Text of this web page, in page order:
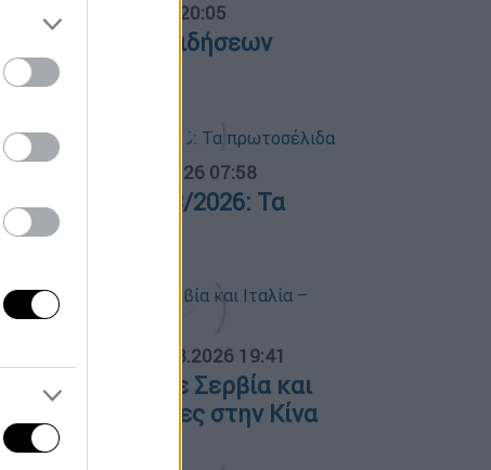
06.08.2026 20:05
δελτίο ειδήσεων
08/2026
07.08.2026 07:58
07/08/2026: Τα
07.08.2026 19:41
φωτιάς σε Σερβία και
– Πλημμύρες στην Κίνα